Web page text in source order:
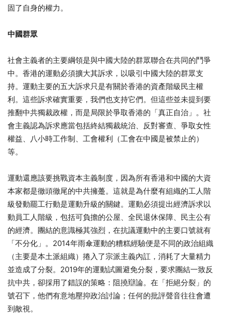
固了自身的權力。
中國群眾
社會主義者的主要綱領是與中國大陸的群眾聯合在共同的鬥爭
中。香港的運動必須擴大其訴求，以吸引中國大陸的群眾支
持。運動主要的五大訴求只是有關於香港的資產階級民主權
利。這些訴求確實重要，我們也支持它們。但這些並未提到要
推翻中共獨裁政權，而是局限於爭取香港的「真正自治」。社
會主義認為訴求應當包括終結獨裁統治、反對審查、爭取女性
權益、八小時工作制、工會權利（工會在中國是被禁止的）
等。
運動還應該要挑戰資本主義制度，因為所有香港和中國的大資
本家都是徹頭徹尾的中共擁躉。這就是為什麼有組織的工人階
級發動罷工行動是運動升級的關鍵。運動必須提出經濟訴求以
動員工人階級，包括可負擔的公屋、全民退休保障、民主公有
的經濟。團結的意識極其強烈，在抗議運動中的主要口號就有
「不分化」。2014年雨傘運動的糟糕經驗便是不同的政治組織
（主要是本土派組織）捲入了宗派主義內訌，消耗了大量精力
並造成了分裂。2019年的運動試圖避免分裂，要求團結一致反
抗中共，卻採用了錯誤的策略：阻撓辯論。在「拒絕分裂」的
號召下，他們有意地壓抑政治討論；任何的批評聲音往往會遭
到敵視。